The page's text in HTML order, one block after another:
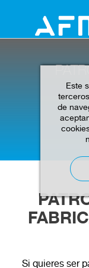
Este
de
Si quieres ser